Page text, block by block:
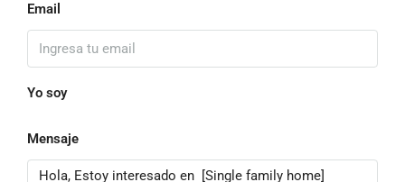
Email
Yo soy
Mensaje